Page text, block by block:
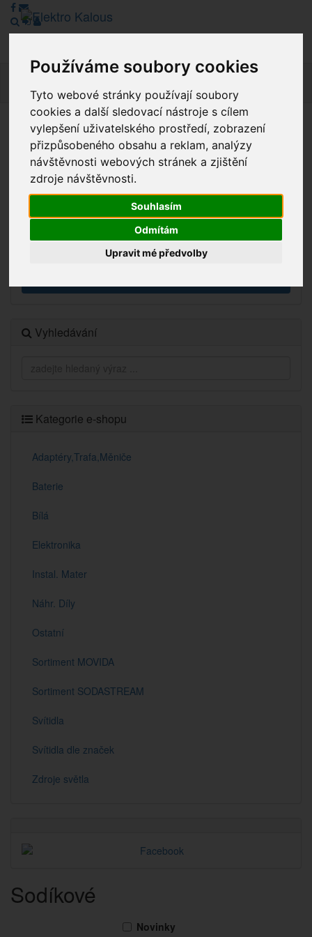
Používáme soubory cookies
Tyto webové stránky používají soubory
cookies a další sledovací nástroje s cílem
vylepšení uživatelského prostředí, zobrazení
přizpůsobeného obsahu a reklam, analýzy
návštěvnosti webových stránek a zjištění
zdroje návštěvnosti.
Souhlasím
Odmítám
Upravit mé předvolby
Vážení zákazníci, v tuto chvíli je Náš internetový obchod v
režimu Katalogu. Objednávky on-line nyní nelze vyřídit.
Děkujeme za pochopení.
Výprodej
Vyhledávání
Kategorie e-shopu
Adaptéry,Trafa,Měniče
Baterie
Bílá
Elektronika
Instal. Mater
Náhr. Díly
Ostatní
Sortiment MOVIDA
Sortiment SODASTREAM
Svítidla
Svítidla dle značek
Zdroje světla
Sodíkové
Novinky